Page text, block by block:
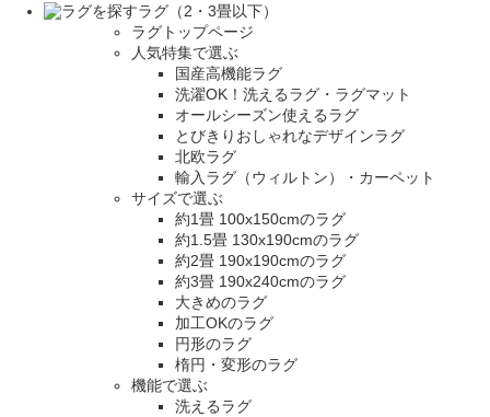
ラグ（2・3畳以下）
ラグトップページ
人気特集で選ぶ
国産高機能ラグ
洗濯OK！洗えるラグ・ラグマット
オールシーズン使えるラグ
とびきりおしゃれなデザインラグ
北欧ラグ
輸入ラグ（ウィルトン）・カーペット
サイズで選ぶ
約1畳 100x150cmのラグ
約1.5畳 130x190cmのラグ
約2畳 190x190cmのラグ
約3畳 190x240cmのラグ
大きめのラグ
加工OKのラグ
円形のラグ
楕円・変形のラグ
機能で選ぶ
洗えるラグ